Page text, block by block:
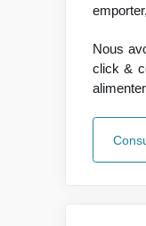
Nous
click &